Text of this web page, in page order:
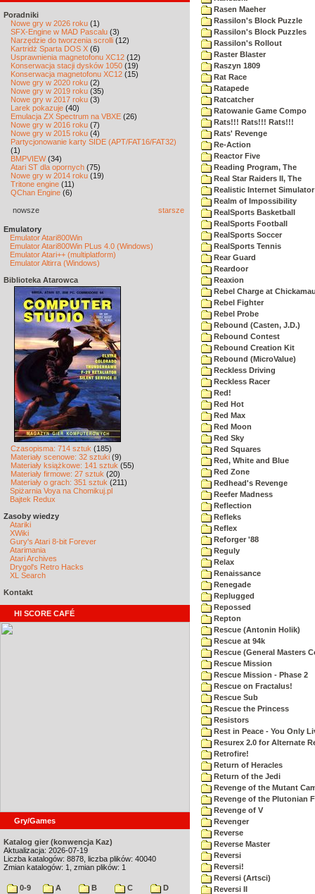
Poradniki
Nowe gry w 2026 roku (1)
SFX-Engine w MAD Pascalu (3)
Narzędzie do tworzenia scrolli (12)
Kartridż Sparta DOS X (6)
Usprawnienia magnetofonu XC12 (12)
Konserwacja stacji dysków 1050 (19)
Konserwacja magnetofonu XC12 (15)
Nowe gry w 2020 roku (2)
Nowe gry w 2019 roku (35)
Nowe gry w 2017 roku (3)
Larek pokazuje (40)
Emulacja ZX Spectrum na VBXE (26)
Nowe gry w 2016 roku (7)
Nowe gry w 2015 roku (4)
Partycjonowanie karty SIDE (APT/FAT16/FAT32)
(1)
BMPVIEW(34)
Atari ST dla opornych (75)
Nowe gry w 2014 roku (19)
Tritone engine (11)
QChan Engine (6)
nowsze starsze
Emulatory
Emulator Atari800Win
Emulator Atari800Win PLus 4.0 (Windows)
Emulator Atari++ (multiplatform)
Emulator Altirra (Windows)
Biblioteka Atarowca
Czasopisma: 714 sztuk (185)
Materiały scenowe: 32 sztuki (9)
Materiały książkowe: 141 sztuk (55)
Materiały firmowe: 27 sztuk (20)
Materiały o grach: 351 sztuk (211)
Spiżarnia Voya na Chomikuj.pl
Bajtek Redux
Zasoby wiedzy
Atariki
XWiki
Gury's Atari 8-bit Forever
Atarimania
Atari Archives
Drygol's Retro Hacks
XL Search
Kontakt
HI SCORE CAFÉ
Gry/Games
Katalog gier (konwencja Kaz)
Aktualizacja: 2026-07-19
Liczba katalogów: 8878, liczba plików: 40040
Zmian katalogów: 1, zmian plików: 1
0-9 A B C
D
Rasen Maeher
Rassilon's Block Puzzle
Rassilon's Block Puzzles
Rassilon's Rollout
Raster Blaster
Raszyn 1809
Rat Race
Ratapede
Ratcatcher
Ratowanie Game Compo
Rats!!! Rats!!! Rats!!!
Rats' Revenge
Re-Action
Reactor Five
Reading Program, The
Real Star Raiders II, The
Realistic Internet Simulator
Realm of Impossibility
RealSports Basketball
RealSports Football
RealSports Soccer
RealSports Tennis
Rear Guard
Reardoor
Reaxion
Rebel Charge at
Rebel Fighter
Rebel Probe
Rebound (Casten, J.D.)
Rebound Contest
Rebound Creation Kit
Rebound (MicroValue)
Reckless Driving
Reckless Racer
Red!
Red Hot
Red Max
Red Moon
Red Sky
Red Squares
Red, White and Blue
Red Zone
Redhead's Revenge
Reefer Madness
Reflection
Refleks
Reflex
Reforger '88
Reguly
Relax
Renaissance
Renegade
Replugged
Repossed
Repton
Rescue (Antonin Holik)
Rescue at 94k
Rescue (General Masters
Rescue Mission
Rescue Mission - Phase 2
Rescue on Fractalus!
Rescue Sub
Rescue the Princess
Resistors
Rest in Peace - You Only
Resurex 2.0 for Alternate
Retrofire!
Return of Heracles
Return of the Jedi
Revenge of the Mutant
Revenge of the Plutonian
Revenge of V
Revenger
Reverse
Reverse Master
Reversi
Reversi!
Reversi (Artsci)
Reversi II